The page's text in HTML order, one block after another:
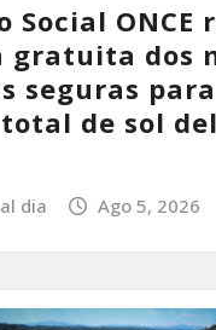
Social ONCE
gratuita dos
seguras
de sol
dia Ago 5, 2026